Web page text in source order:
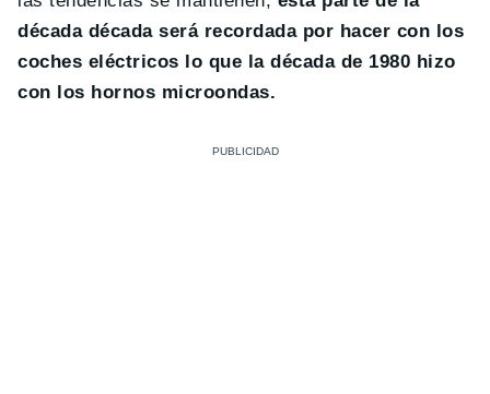
década década será recordada por hacer con los
coches eléctricos lo que la década de 1980 hizo
con los hornos microondas.